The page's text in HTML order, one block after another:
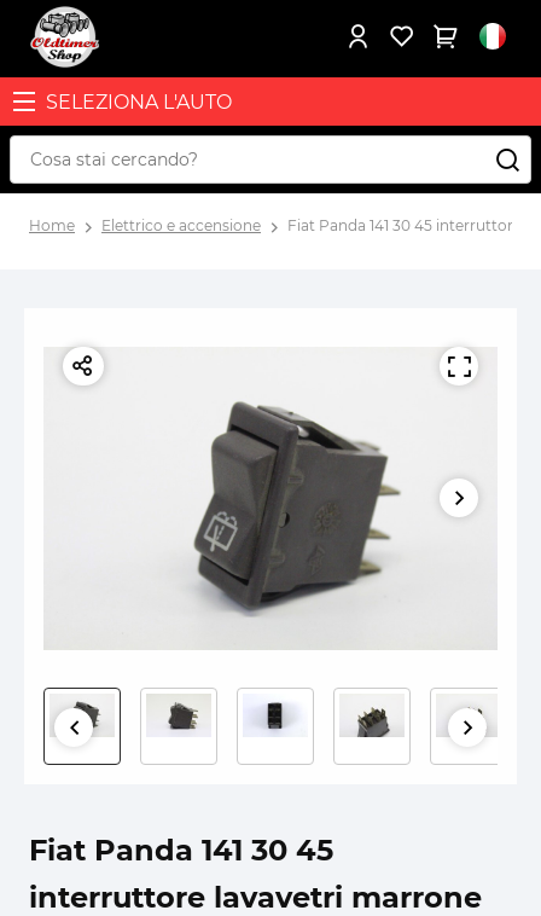
SELEZIONA L'AUTO
Home Elettrico e accensione Fiat Panda 141 30 45 interruttore
Fiat Panda 141 30 45
interruttore lavavetri marrone